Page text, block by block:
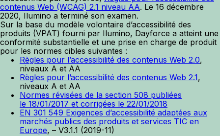
contenus Web (WCAG) 2.1 niveau AA. Le 16 décembre
2020, Ilumino a terminé son examen.
Sur la base du modèle volontaire d’accessibilité des
produits (VPAT) fourni par Ilumino, Dayforce a atteint une
conformité substantielle et une prise en charge de produit
pour les normes cibles suivantes :
Règles pour l’accessibilité des contenus Web 2.0,
niveaux A et AA
Règles pour l’accessibilité des contenus Web 2.1,
niveaux A et AA
Normes révisées de la section 508 publiées
le 18/01/2017 et corrigées le 22/01/2018
EN 301 549 Exigences d’accessibilité adaptées aux
marchés publics des produits et services TIC en
Europe, – V3.1.1 (2019-11)